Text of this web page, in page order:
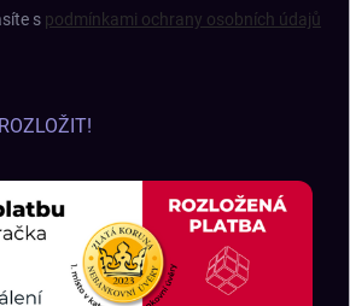
s podmínkami ochrany osobních údajů